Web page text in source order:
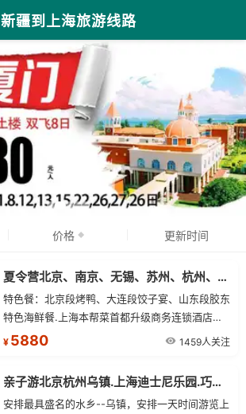
新疆到上海旅游线路
价格 更新时间
夏令营北京、南京、无锡、苏州、杭州、上海单飞11日游
特色餐：北京段烤鸭、大连段饺子宴、山东段胶东
特色海鲜餐.上海本帮菜首都升级商务连锁酒店，
华东段升级入住高端连锁酒店，更舒适，更放松
¥ 5880 1459人关注
亲子游北京杭州乌镇.上海迪士尼乐园.巧克力工厂高端单飞11日游
安排最具盛名的水乡--乌镇，安排一天时间游览上